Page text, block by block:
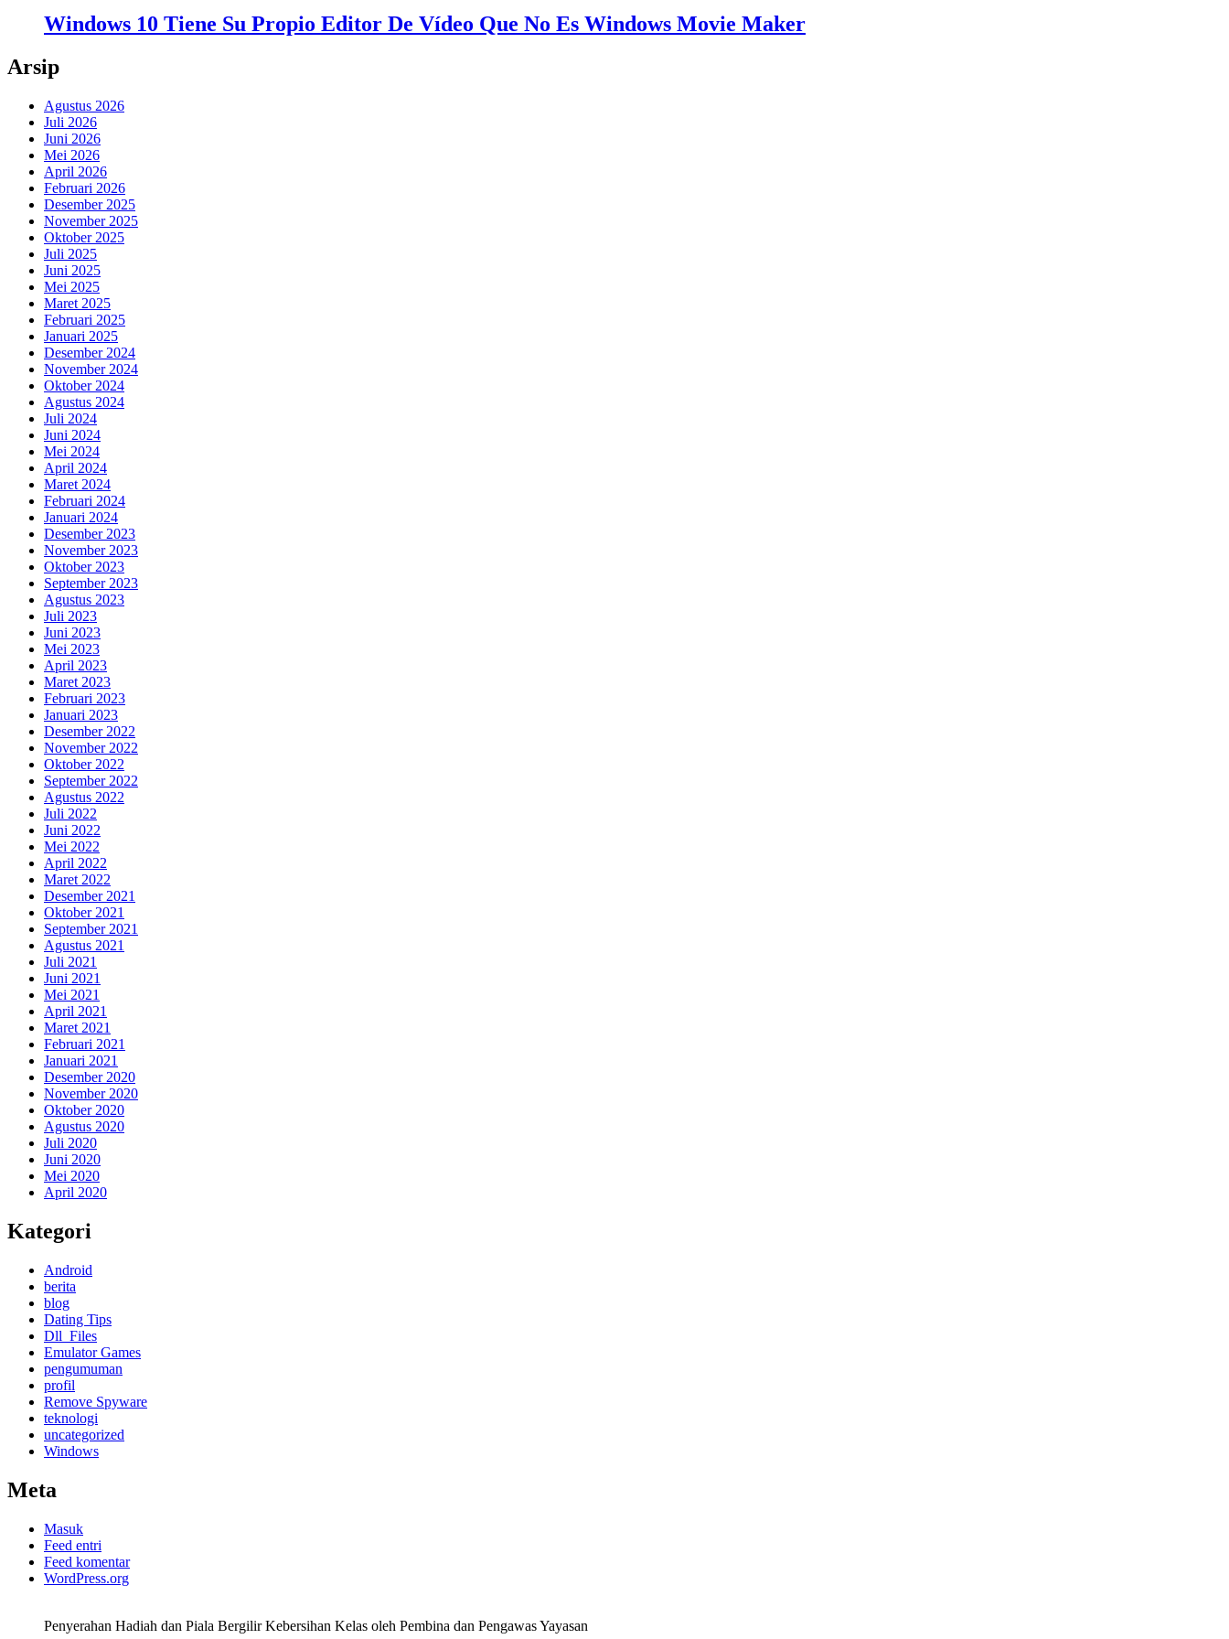
Windows 10 Tiene Su Propio Editor De Vídeo Que No Es Windows Movie Maker
Arsip
Agustus 2026
Juli 2026
Juni 2026
Mei 2026
April 2026
Februari 2026
Desember 2025
November 2025
Oktober 2025
Juli 2025
Juni 2025
Mei 2025
Maret 2025
Februari 2025
Januari 2025
Desember 2024
November 2024
Oktober 2024
Agustus 2024
Juli 2024
Juni 2024
Mei 2024
April 2024
Maret 2024
Februari 2024
Januari 2024
Desember 2023
November 2023
Oktober 2023
September 2023
Agustus 2023
Juli 2023
Juni 2023
Mei 2023
April 2023
Maret 2023
Februari 2023
Januari 2023
Desember 2022
November 2022
Oktober 2022
September 2022
Agustus 2022
Juli 2022
Juni 2022
Mei 2022
April 2022
Maret 2022
Desember 2021
Oktober 2021
September 2021
Agustus 2021
Juli 2021
Juni 2021
Mei 2021
April 2021
Maret 2021
Februari 2021
Januari 2021
Desember 2020
November 2020
Oktober 2020
Agustus 2020
Juli 2020
Juni 2020
Mei 2020
April 2020
Kategori
Android
berita
blog
Dating Tips
Dll_Files
Emulator Games
pengumuman
profil
Remove Spyware
teknologi
uncategorized
Windows
Meta
Masuk
Feed entri
Feed komentar
WordPress.org
Penyerahan Hadiah dan Piala Bergilir Kebersihan Kelas oleh Pembina dan Pengawas Yayasan